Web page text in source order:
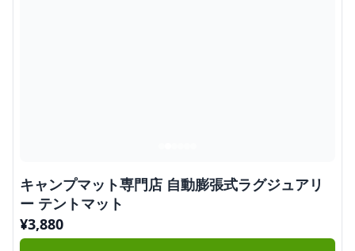
キャンプマット専門店 自動膨張式ラグジュアリ
ー テントマット
¥3,880